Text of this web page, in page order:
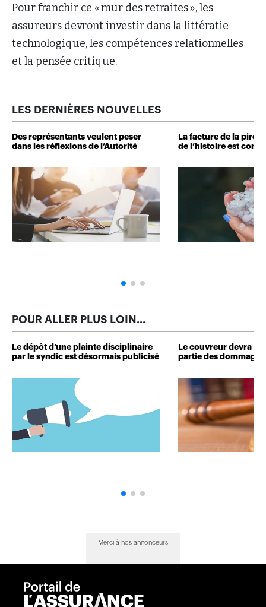
Pour franchir ce « mur des retraites », les
assureurs devront investir dans la littératie
technologique, les compétences relationnelles
et la pensée critique.
LES DERNIÈRES NOUVELLES
Des représentants veulent peser
dans les réflexions de l’Autorité
La facture de la pire
de l’histoire est
POUR ALLER PLUS LOIN...
Le dépôt d’une plainte disciplinaire
par le syndic est désormais publicisé
Le couvreur devra
partie des dommages
Merci à nos annonceurs